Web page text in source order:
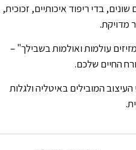
בדי ריפוד איכותיים, זכוכית,
מדויקת.
עולמות ואולמות בשבילך" –
החיים שלכם.
המובילים באיטליה ולגלות